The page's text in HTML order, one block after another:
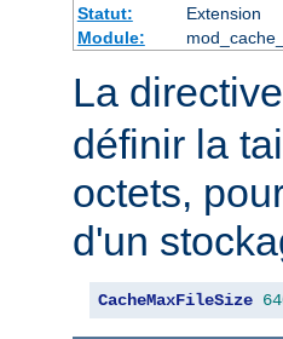
Statut:
Extension
Module:
La directive
définir la
octets,
d'un
CacheMaxFileSize